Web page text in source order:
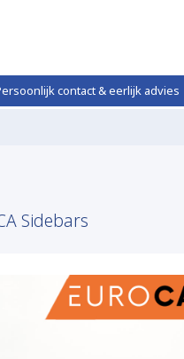
contact & eerlijk advies
Sidebars